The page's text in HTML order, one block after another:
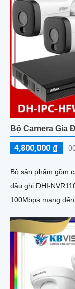
Bộ Camera Gia
4,800,000 ₫
Bộ sản phẩm gồm
đầu ghi DHI-
100Mbps mang